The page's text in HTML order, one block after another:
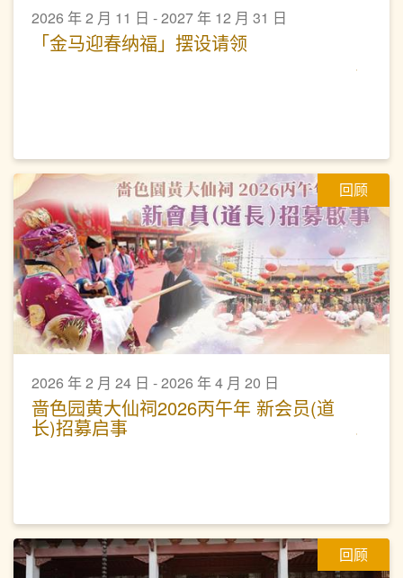
2026 年 2 月 11 日 - 2027 年 12 月 31 日
「金马迎春纳福」摆设请领
回顾
2026 年 2 月 24 日 - 2026 年 4 月 20 日
啬色园黄大仙祠2026丙午年 新会员(道
长)招募启事
回顾